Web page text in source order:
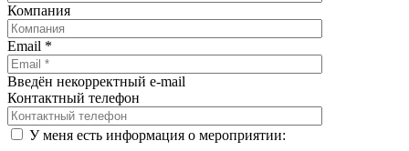
Компания
Email *
Введён некорректный e-mail
Контактный телефон
У меня есть информация о мероприятии: